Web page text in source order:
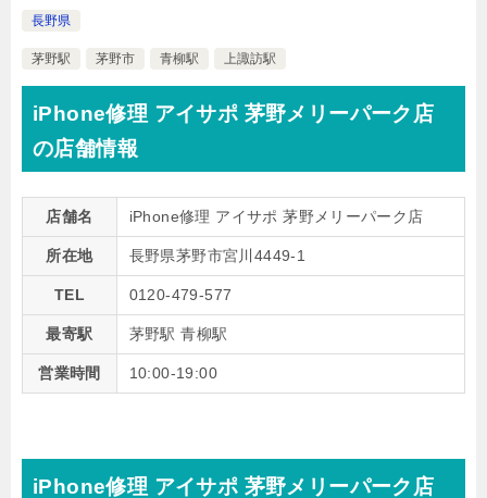
長野県
茅野駅 茅野市 青柳駅 上諏訪駅
iPhone修理 アイサポ 茅野メリーパーク店
の店舗情報
店舗名 iPhone修理 アイサポ 茅野メリーパーク店
所在地 長野県茅野市宮川4449-1
TEL 0120-479-577
最寄駅 茅野駅 青柳駅
営業時間 10:00-19:00
iPhone修理 アイサポ 茅野メリーパーク店